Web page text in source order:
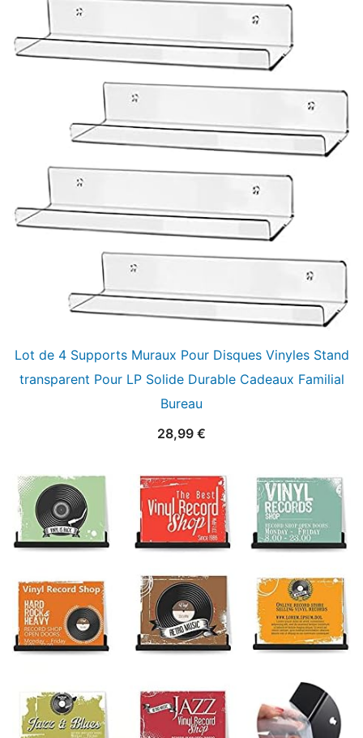
Lot de 4 Supports Muraux Pour Disques Vinyles Stand
transparent Pour LP Solide Durable Cadeaux Familial
Bureau
28,99 €